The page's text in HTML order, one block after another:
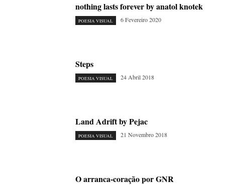
nothing lasts forever by anatol knotek
POESIA VISUAL 6 Fevereiro 2020
Steps
POESIA VISUAL 24 Abril 2018
Land Adrift by Pejac
POESIA VISUAL 21 Novembro 2018
O arranca-coração por GNR